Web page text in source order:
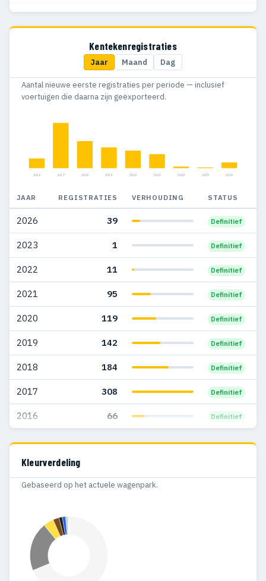
2017 521 362
424
2014 338
2011 273
2009 309 203
2008 387 259
2007 278 195
2006 211 148
2005 210 120
2004 180 103
2003 124 75
2002 3 3
2001 1 1
2000 1 1
1997 2 2
1992
Kentekenregistraties
Jaar Maand Dag
Aantal nieuwe eerste registraties per periode — inclusief
voertuigen die daarna zijn geëxporteerd.
2016 2017 2018 2019 2020 2021 2022 2023 2026
JAAR REGISTRATIES VERHOUDING STATUS
2026 39 Definitief
2023 1 Definitief
2022 11 Definitief
2021 95 Definitief
2020 119 Definitief
2019 142 Definitief
2018 184 Definitief
2017 308 Definitief
2016 66 Definitief
Kleurverdeling
Gebaseerd op het actuele wagenpark.